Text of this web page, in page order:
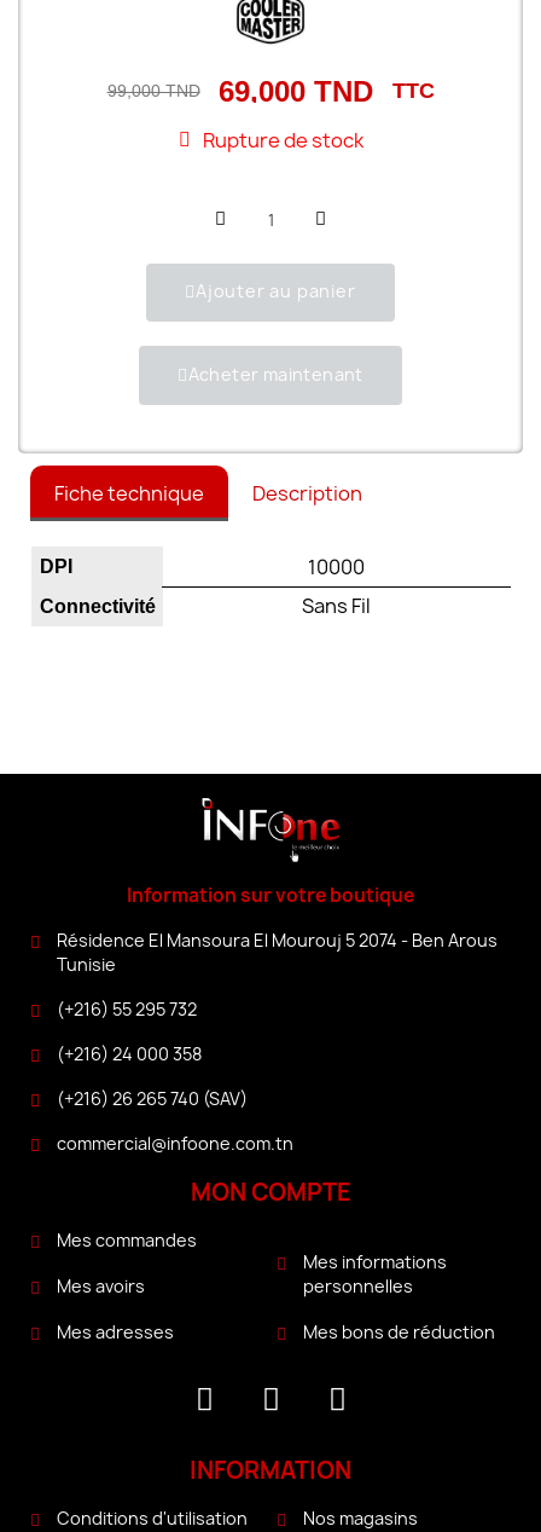
99,000 TND 69,000 TND TTC
Rupture de stock
Ajouter au panier
Acheter maintenant
Fiche technique Description
DPI 10000
Connectivité Sans Fil
Information sur votre boutique
Résidence El Mansoura El Mourouj 5 2074 - Ben Arous
Tunisie
(+216) 55 295 732
(+216) 24 000 358
(+216) 26 265 740 (SAV)
commercial@infoone.com.tn
MON COMPTE
Mes commandes
Mes avoirs
Mes adresses
Mes informations
personnelles
Mes bons de réduction
INFORMATION
Conditions d'utilisation
Nos magasins